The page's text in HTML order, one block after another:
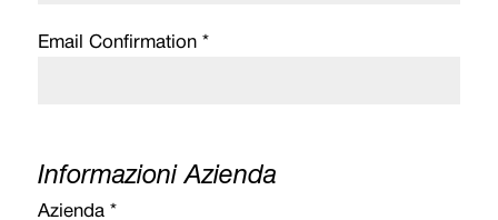
Email Confirmation *
Informazioni Azienda
Azienda *